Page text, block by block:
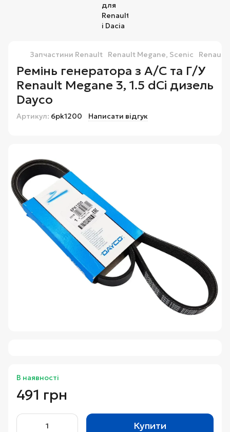
Запчастини Renault Renault Megane, Scenic Renault
Ремінь генератора з А/С та Г/У
Renault Megane 3, 1.5 dCi дизель
Dayco
Артикул: 6pk1200 Написати відгук
В наявності
491 грн
Купити